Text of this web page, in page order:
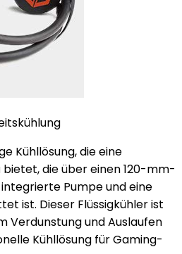
Kühllösung, die eine
die über einen 120-mm-
Pumpe und eine
ist. Dieser Flüssigkühler ist
Verdunstung und Auslaufen
Kühllösung für Gaming-